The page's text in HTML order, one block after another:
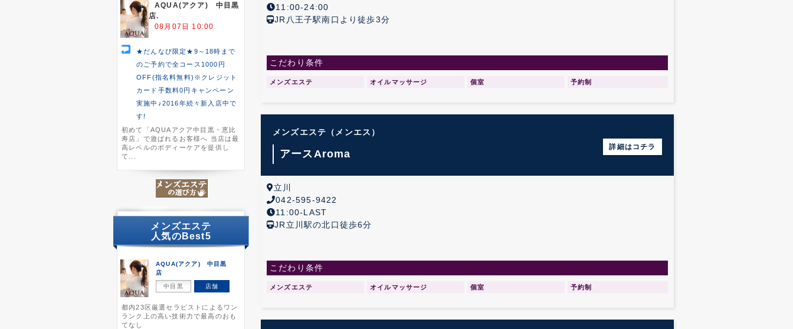
11:00-24:00
JR八王子駅南口より徒歩3分
こだわり条件
メンズエステ オイルマッサージ 個室 予約制
メンズエステ （メンエス）
アースAroma
詳細はコチラ
立川
042-595-9422
11:00-LAST
JR立川駅の北口徒歩6分
こだわり条件
メンズエステ オイルマッサージ 個室 予約制
AQUA(アクア) 中目黒
店.
08月07日 10:00
★だんなび限定★9～18時まで
のご予約で全コース1000円
OFF(指名料無料)※クレジット
カード手数料0円キャンペーン
実施中♪2016年続々新入店中で
す!
初めて「AQUAアクア中目黒・恵比
寿店」で遊ばれるお客様へ 当店は最
高レベルのボディーケアを提供し
て...
メンズエステ
人気のBest5
AQUA(アクア) 中目黒
店
中目黒 店舗
都内23区厳選セラピストによるワン
ランク上の高い技術力で最高のおも
てなし